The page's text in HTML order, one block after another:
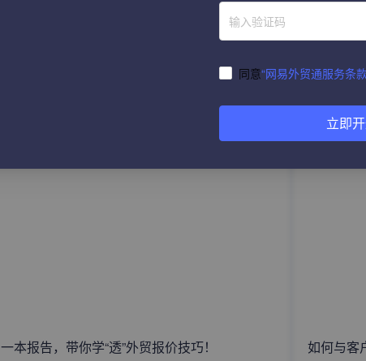
一本报告，带你学“透”外贸报价技巧！ 如何与客
同意“网易外贸通服务条
立即